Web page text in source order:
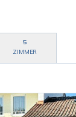
5
ZIMMER